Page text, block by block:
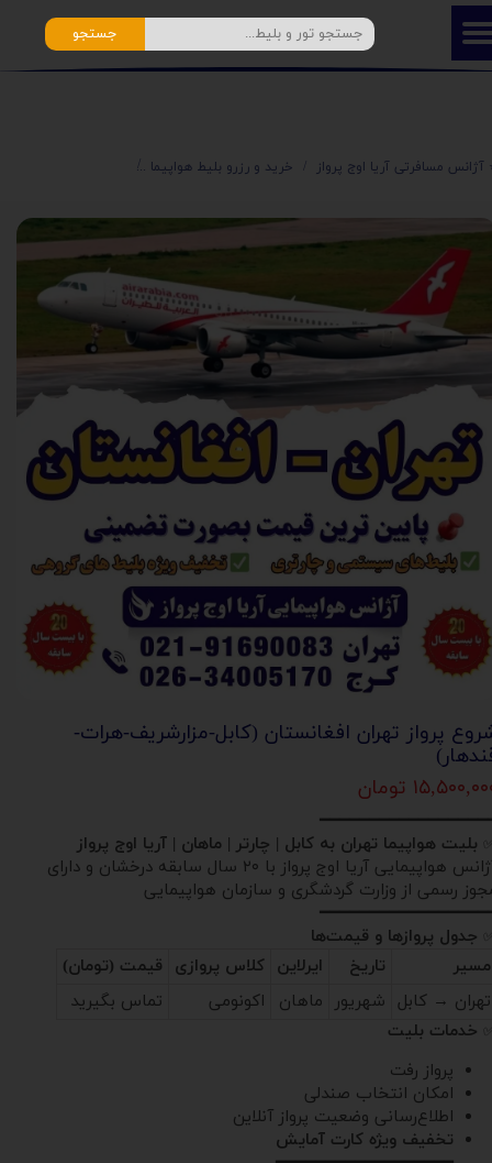
جستجو
آژانس مسافرتی آریا اوج پرواز خرید و رزرو بلیط هواپیما
پرواز تهران افغانستان (کابل-مزارشریف-هرات-
تومان
بلیت هواپیما تهران به کابل | چارتر | ماهان | آریا اوج پرواز
آژانس هواپیمایی آریا اوج پرواز با ۲۰ سال سابقه درخشان و دارای
رسمی از وزارت گردشگری و سازمان هواپیمایی
جدول پروازها و قیمت‌ها
مسیر
تاریخ ایرلاین کلاس پروازی
قیمت (تومان)
تهران → کابل شهریور ماهان اکونومی
تماس بگیرید
خدمات بلیت
پرواز رفت
امکان انتخاب صندلی
اطلاع‌رسانی وضعیت پرواز آنلاین
تخفیف ویژه کارت آمایش